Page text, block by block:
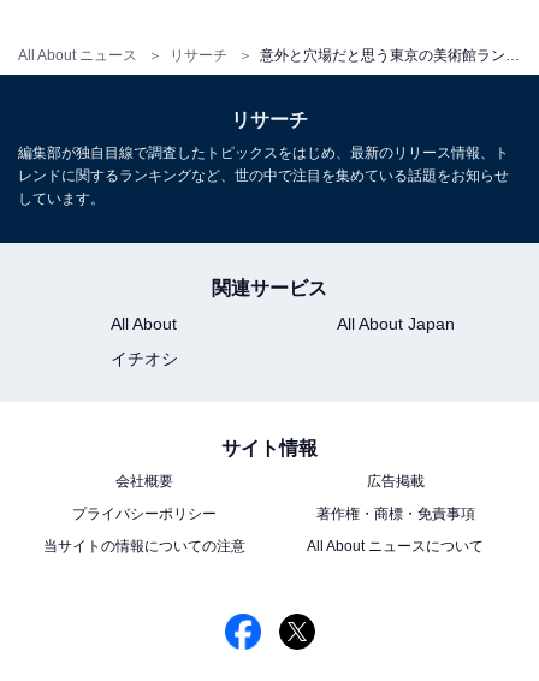
All About ニュース リサーチ
2
リサーチ
編集部が独自目線で調査したトピックスをはじめ、最新のリリース情報、ト
レンドに関するランキングなど、世の中で注目を集めている話題をお知らせ
しています。
関連サービス
All About
All About Japan
イチオシ
サイト情報
会社概要
広告掲載
プライバシーポリシー
著作権・商標・免責事項
当サイトの情報についての注意
All About ニュースについて